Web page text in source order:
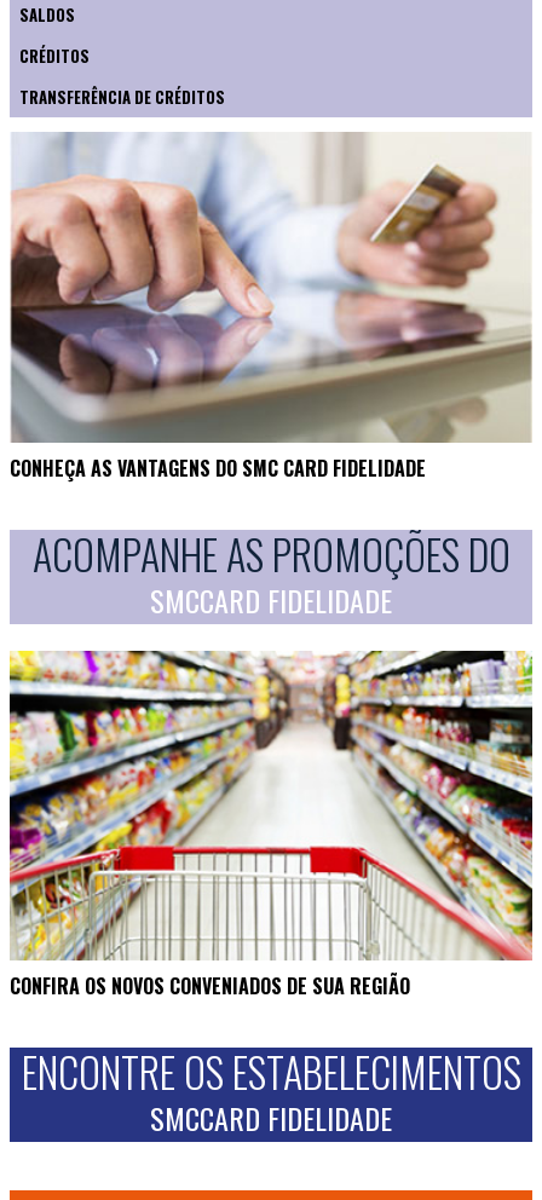
SALDOS
CRÉDITOS
TRANSFERÊNCIA DE CRÉDITOS
CONHEÇA AS VANTAGENS DO SMC CARD FIDELIDADE
ACOMPANHE AS PROMOÇÕES DO
SMCCARD FIDELIDADE
CONFIRA OS NOVOS CONVENIADOS DE SUA REGIÃO
ENCONTRE OS ESTABELECIMENTOS
SMCCARD FIDELIDADE